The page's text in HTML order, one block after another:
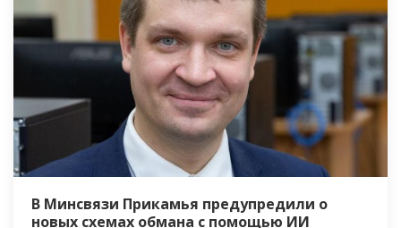
В Минсвязи Прикамья предупредили о
новых схемах обмана с помощью ИИ